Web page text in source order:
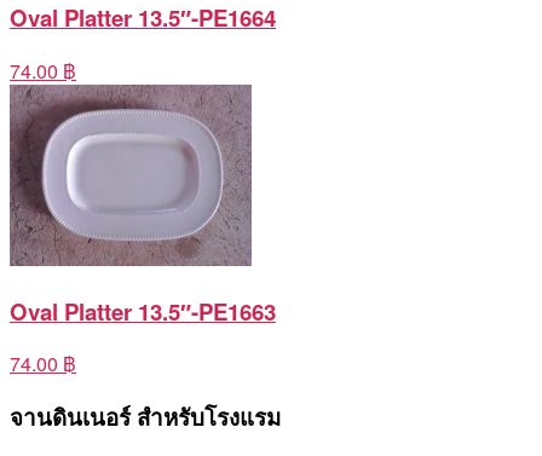
Oval Platter 13.5″-PE1664
74.00 ฿
Oval Platter 13.5″-PE1663
74.00 ฿
จานดินเนอร์ สำหรับโรงแรม